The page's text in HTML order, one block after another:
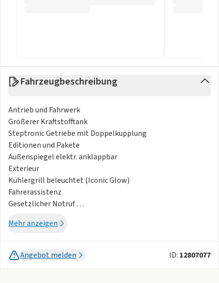
Fahrzeugbeschreibung
Antrieb und Fahrwerk
Größerer Kraftstofftank
Steptronic Getriebe mit Doppelkupplung
Editionen und Pakete
Außenspiegel elektr. anklappbar
Exterieur
Kühlergrill beleuchtet (Iconic Glow)
Fahrerassistenz
Gesetzlicher Notruf
Park Distance Control (PDC)
Rückfahrkamera
Spurverlassenswarnung
Mehr anzeigen
Angebot melden ID: 12807077